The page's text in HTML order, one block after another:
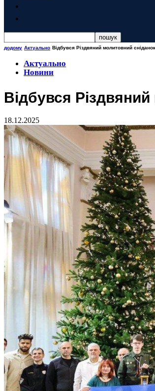
додому Актуально Відбувся Різдвяний молитовний сніданок
Актуально
Новини
Відбувся
18.12.2025